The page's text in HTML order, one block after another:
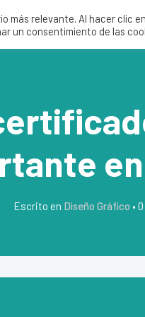
Servicios
Escrito en Diseño Gráfico •
más relevante. Al hacer clic
un consentimiento de las